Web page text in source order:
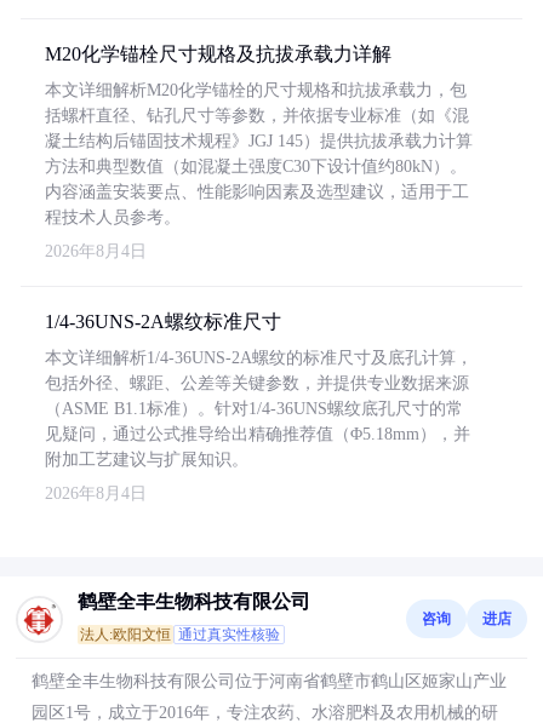
M20化学锚栓尺寸规格及抗拔承载力详解
本文详细解析M20化学锚栓的尺寸规格和抗拔承载力，包
括螺杆直径、钻孔尺寸等参数，并依据专业标准（如《混
凝土结构后锚固技术规程》JGJ 145）提供抗拔承载力计算
方法和典型数值（如混凝土强度C30下设计值约80kN）。
内容涵盖安装要点、性能影响因素及选型建议，适用于工
程技术人员参考。
2026年8月4日
1/4-36UNS-2A螺纹标准尺寸
本文详细解析1/4-36UNS-2A螺纹的标准尺寸及底孔计算，
包括外径、螺距、公差等关键参数，并提供专业数据来源
（ASME B1.1标准）。针对1/4-36UNS螺纹底孔尺寸的常
见疑问，通过公式推导给出精确推荐值（Φ5.18mm），并
附加工艺建议与扩展知识。
2026年8月4日
鹤壁全丰生物科技有限公司
法人:欧阳文恒 通过真实性核验
咨询 进店
鹤壁全丰生物科技有限公司位于河南省鹤壁市鹤山区姬家山产业
园区1号，成立于2016年，专注农药、水溶肥料及农用机械的研